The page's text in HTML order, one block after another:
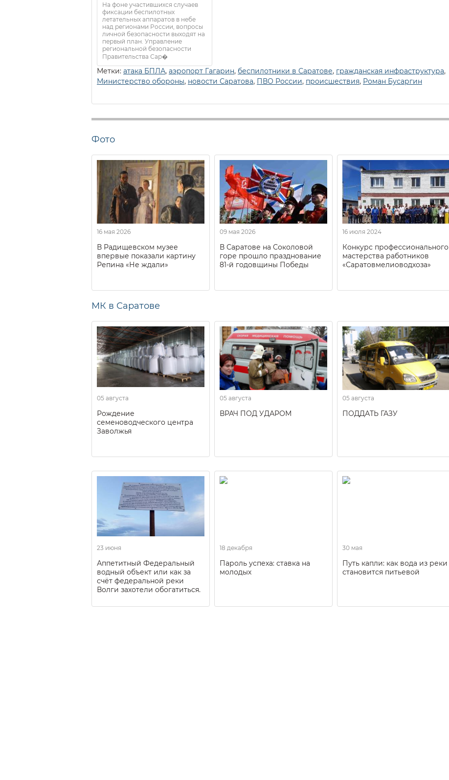
На фоне участившихся случаев
фиксации беспилотных
летательных аппаратов в небе
над регионами России, вопросы
личной безопасности выходят на
первый план. Управление
региональной безопасности
Правительства Сар�
Метки: атака БПЛА, аэропорт Гагарин, беспилотники в Саратове, гражданская инфраструктура,
Министерство обороны, новости Саратова, ПВО России, происшествия, Роман Бусаргин
Фото
16 мая 2026
В Радищевском музее
впервые показали картину
Репина «Не ждали»
09 мая 2026
В Саратове на Соколовой
горе прошло празднование
81-й годовщины Победы
16 июля 2024
Конкурс профессионального
мастерства работников
«Саратовмелиоводхоза»
МК в Саратове
05 августа
Рождение
семеноводческого центра
Заволжья
05 августа
ВРАЧ ПОД УДАРОМ
05 августа
ПОДДАТЬ ГАЗУ
23 июня
Аппетитный Федеральный
водный объект или как за
счёт федеральной реки
Волги захотели обогатиться.
18 декабря
Пароль успеха: ставка на
молодых
30 мая
Путь капли: как вода из реки
становится питьевой